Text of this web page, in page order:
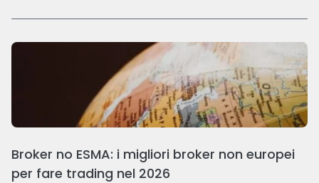
Broker no ESMA: i migliori broker non europei
per fare trading nel 2026